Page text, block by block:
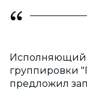
Исполняющий
группировки
предложил